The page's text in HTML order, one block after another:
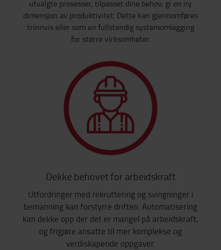
utvalgte prosesser, tilpasset dine behov, gi en ny
dimensjon av produktivitet. Dette kan gjennomføres
trinnvis eller som en fullstendig systemomlegging
for større virksomheter.
Dekke behovet for arbeidskraft
Utfordringer med rekruttering og svingninger i
bemanning kan forstyrre driften. Automatisering
kan dekke opp der det er mangel på arbeidskraft,
og frigjøre ansatte til mer komplekse og
verdiskapende oppgaver.